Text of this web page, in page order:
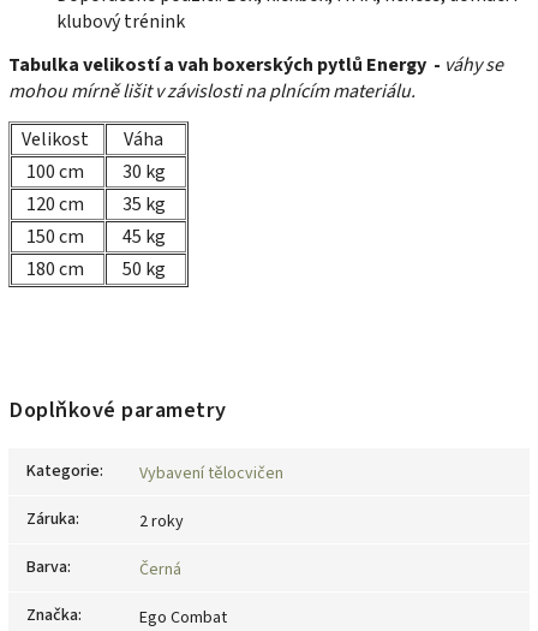
klubový trénink
Tabulka velikostí a vah boxerských pytlů Energy - váhy se
mohou mírně lišit v závislosti na plnícím materiálu.
Velikost
Váha
100 cm
30 kg
120 cm
35 kg
150 cm
45 kg
180 cm
50 kg
Doplňkové parametry
Kategorie:
Vybavení tělocvičen
Záruka:
2 roky
Barva:
Černá
Značka:
Ego Combat